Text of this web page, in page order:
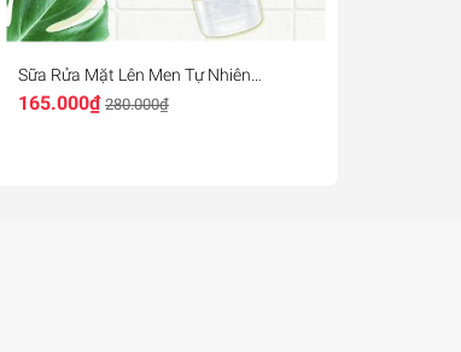
Sữa Rửa Mặt Lên Men Tự Nhiên
SEXYLOOK 120g
165.000₫ 280.000₫